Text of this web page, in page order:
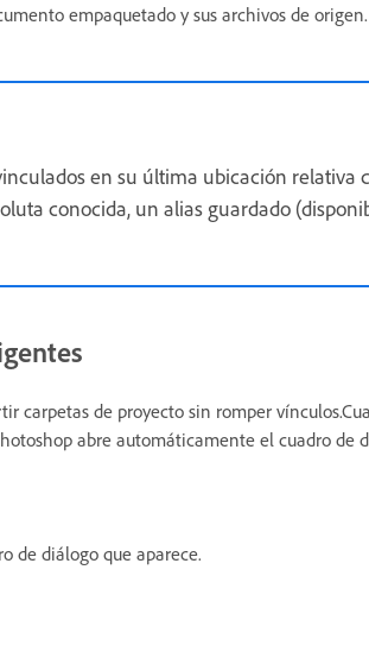
empaquetado y sus archivos de origen.
en su última ubicación relativa
conocida, un alias guardado
carpetas de proyecto sin romper
abre automáticamente el cuadro de
de diálogo que aparece.